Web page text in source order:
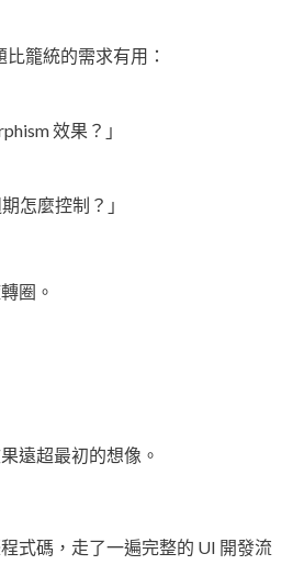
籠統的需求有用：
效果？」
怎麼控制？」
圈。
遠超最初的想像。
式碼，走了一遍完整的 UI 開發流